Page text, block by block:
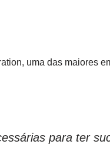
uma das maiores
para ter